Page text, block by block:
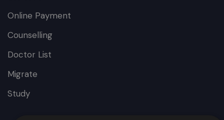
Online Payment
Counselling
Doctor List
Migrate
Study